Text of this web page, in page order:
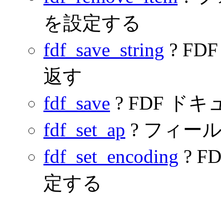
を設定する
fdf_save_string ?
返す
fdf_save ? FDF ドキ
fdf_set_ap ? フィー
fdf_set_encoding ?
定する